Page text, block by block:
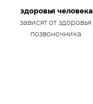
здоровья человека
зависят от здоровья
позвоночника